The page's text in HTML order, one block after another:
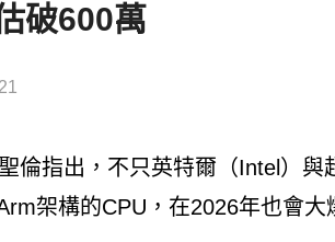
破600萬
倫指出，不只英特爾（Intel）與
架構的CPU，在2026年也會